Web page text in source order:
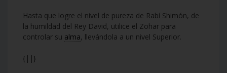
Hasta que logre el nivel de pureza de Rabí Shimón, de
la humildad del Rey David, utilice el Zohar para
controlar su alma, llevándola a un nivel Superior.
{||}